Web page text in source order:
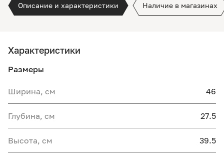
Описание и характеристики Наличие в магазинах
Характеристики
Размеры
Ширина, см 46
Глубина, см 27.5
Высота, см 39.5